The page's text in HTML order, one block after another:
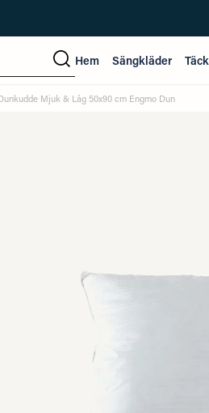
Hem Sängkläder
Mjuk & Låg 50x90 cm Engmo Dun